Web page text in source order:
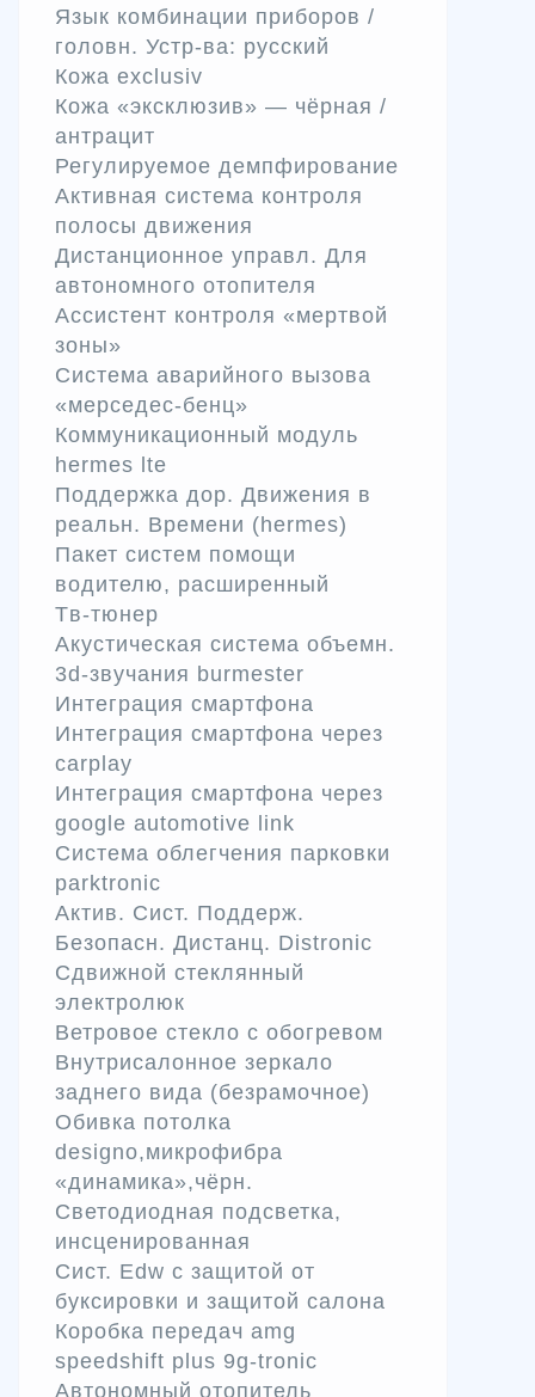
Язык комбинации приборов /
головн. Устр-ва: русский
Кожа exclusiv
Кожа «эксклюзив» — чёрная /
антрацит
Регулируемое демпфирование
Активная система контроля
полосы движения
Дистанционное управл. Для
автономного отопителя
Ассистент контроля «мертвой
зоны»
Система аварийного вызова
«мерседес-бенц»
Коммуникационный модуль
hermes lte
Поддержка дор. Движения в
реальн. Времени (hermes)
Пакет систем помощи
водителю, расширенный
Tв-тюнер
Акустическая система объемн.
3d-звучания burmester
Интеграция смартфона
Интеграция смартфона через
carplay
Интеграция смартфона через
google automotive link
Система облегчения парковки
parktronic
Актив. Сист. Поддерж.
Безопасн. Дистанц. Distronic
Сдвижной стеклянный
электролюк
Ветровое стекло с обогревом
Внутрисалонное зеркало
заднего вида (безрамочное)
Обивка потолка
designo,микрофибра
«динамика»,чёрн.
Светодиодная подсветка,
инсценированная
Сист. Edw с защитой от
буксировки и защитой салона
Коробка передач amg
speedshift plus 9g-tronic
Автономный отопитель